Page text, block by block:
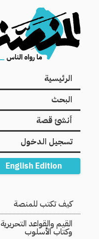
Main
navigation
الرئيسية
البحث
أنشئ قصة
تسجيل الدخول
English Edition
Secondary
Navigation
كيف تكتب للمنصة
القيم والقواعد التحريرية
وكتاب الأسلوب